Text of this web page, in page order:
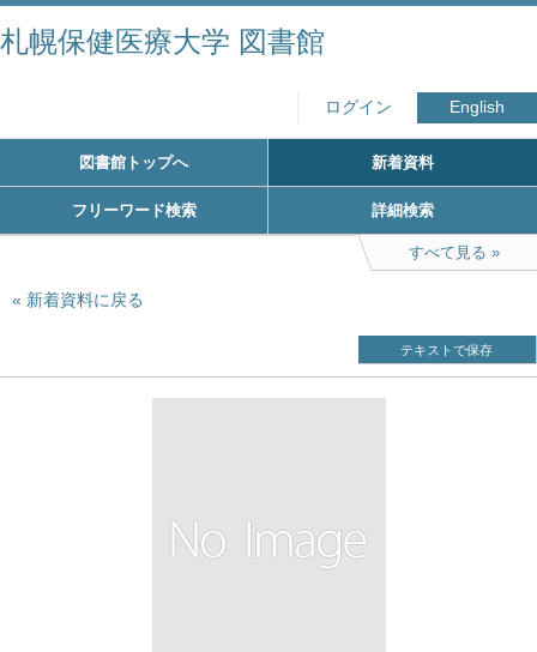
札幌保健医療大学 図書館
ログイン English
図書館トップへ 新着資料
フリーワード検索 詳細検索
すべて見る
新着資料に戻る
テキストで保存